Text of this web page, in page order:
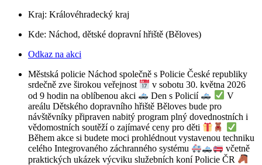
Kraj: Královéhradecký kraj
Kde: Náchod, dětské dopravní hřiště (Běloves)
Odkaz na akci
Městská policie Náchod společně s Policie České republiky
srdečně zve širokou veřejnost
v sobotu 30. května 2026
od 9 hodin na oblíbenou akci
Den s Policií
V
areálu Dětského dopravního hřiště Běloves bude pro
návštěvníky připraven nabitý program plný dovednostních i
vědomostních soutěží o zajímavé ceny pro děti
Během akce si budete moci prohlédnout vystavenou techniku
celého Integrovaného záchranného systému
včetně
praktických ukázek výcviku služebních koní Policie ČR